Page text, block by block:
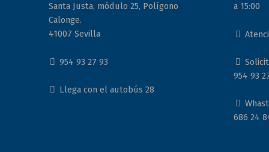
Santa Justa, módulo 25, Polígono
Calonge.
41007 Sevilla
954 93 27 93
Llega con el autobús 28
a 15:00
954 93
686 24